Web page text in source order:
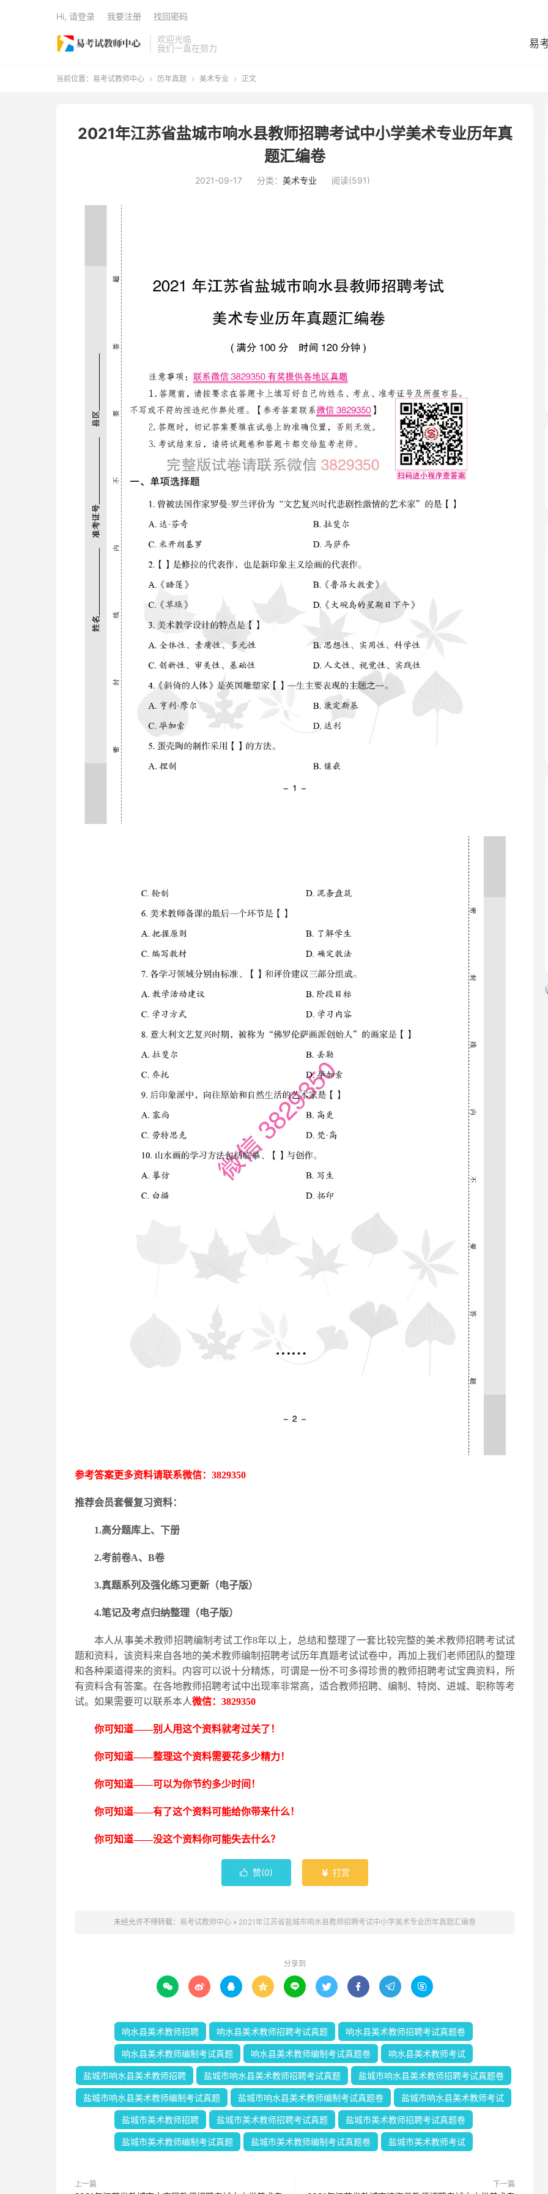
欢迎光临
我们一直在努力
易
Hi, 请登录 我要注册 找回密码
当前位置： 易考试教师中心  历年真题  美术专业  正文
2021年江苏省盐城市响水县教师招聘考试中小学美术专业历年真
题汇编卷
2021-09-17 分类： 美术专业 阅读(591)
参考答案更多资料请联系微信： 3829350
推荐会员套餐复习资料：
1.高分题库上、下册
2.考前卷A、B卷
3.真题系列及强化练习更新 （电子版）
4.笔记及考点归纳整理（电子版）
本人从事美术教师招聘编制考试工作8年以上，总结和整理了一套比较完整的美术教师招聘考试试
题和资料，该资料来自各地的美术教师编制招聘考试历年真题考试试卷中，再加上我们老师团队的整理
和各种渠道得来的资料。内容可以说十分精炼，可谓是一份不可多得珍贵的教师招聘考试宝典资料，所
有资料含有答案。在各地教师招聘考试中出现率非常高，适合教师招聘、编制、特岗、进城、职称等考
试。如果需要可以联系本人微信： 3829350
你可知道——别人用这个资料就考过关了！
你可知道——整理这个资料需要花多少精力！
你可知道——可以为你节约多少时间！
你可知道——有了这个资料可能给你带来什么！
你可知道——没这个资料你可能失去什么？
 赞(0)  打赏
未经允许不得转载： 易考试教师中心 » 2021年江苏省盐城市响水县教师招聘考试中小学美术专业历年真题汇编卷
分享到
        
响水县美术教师招聘 响水县美术教师招聘考试真题 响水县美术教师招聘考试真题卷
响水县美术教师编制考试真题 响水县美术教师编制考试真题卷 响水县美术教师考试
盐城市响水县美术教师招聘 盐城市响水县美术教师招聘考试真题 盐城市响水县美术教师招聘考试真题卷
盐城市响水县美术教师编制考试真题 盐城市响水县美术教师编制考试真题卷 盐城市响水县美术教师考试
盐城市美术教师招聘 盐城市美术教师招聘考试真题 盐城市美术教师招聘考试真题卷
盐城市美术教师编制考试真题 盐城市美术教师编制考试真题卷 盐城市美术教师考试
上一篇 下一篇